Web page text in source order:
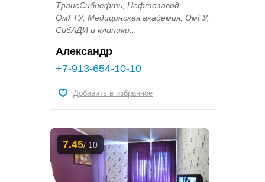
ТрансСибнефть, Нефтезавод,
ОмГТУ, Медицинская академия, ОмГУ,
СибАДИ и клиники...
Александр
+7-913-654-10-10
Добавить в избранное
7.45/ 10